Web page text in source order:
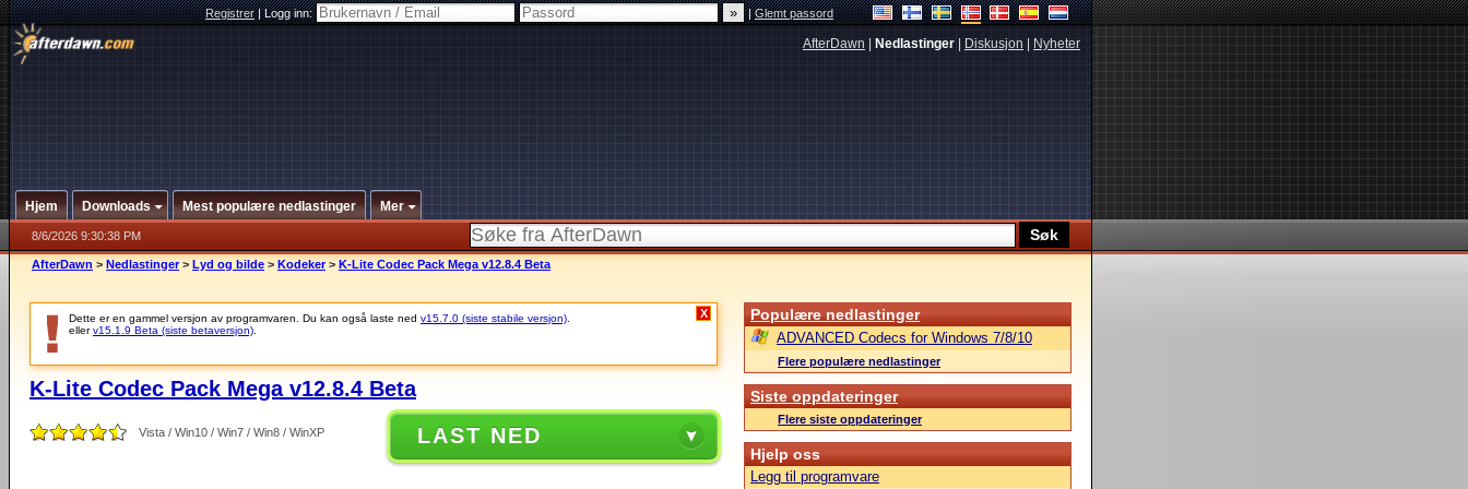
Registrer|Logg inn: |Glemt passord
AfterDawn Nedlastinger Diskusjon Nyheter
Hjem Downloads Mest populære nedlastinger Mer
8/6/2026 9:30:38 PM
AfterDawn > Nedlastinger > Lyd og bilde > Kodeker > K-Lite Codec Pack Mega v12.8.4 Beta
Dette er en gammel versjon av programvaren. Du kan også laste ned v15.7.0 (siste stabile versjon)
ellerv15.1.9 Beta (siste betaversjon)
X
K-Lite Codec Pack Mega v12.8.4 Beta
Vista / Win10 / Win7 / Win8 / WinXP LAST NED
Populære nedlastinger
ADVANCED Codecs for Windows 7/8/10
Flere populære nedlastinger
Siste oppdateringer
Flere siste oppdateringer
Hjelp oss
Legg til programvare